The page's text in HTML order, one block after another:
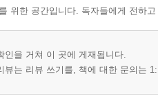
위한 공간입니다. 독자들에게 전하
인을 거쳐 이 곳에 게재됩니다.
뷰는 리뷰 쓰기를, 책에 대한 문의는